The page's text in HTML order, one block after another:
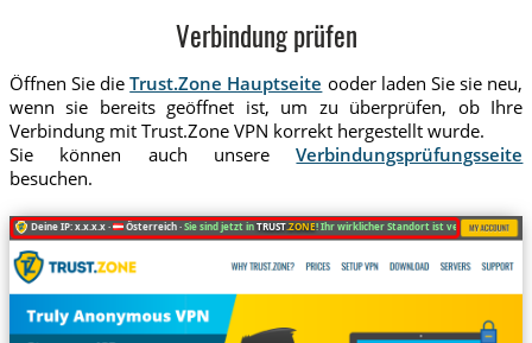
Verbindung prüfen
Öffnen Sie dieTrust.Zone Hauptseite ooder laden Sie sie neu,
wenn sie bereits geöffnet ist, um zu überprüfen, ob Ihre
Verbindung mit Trust.Zone VPN korrekt hergestellt wurde.
Sie können auch unsereVerbindungsprüfungsseite
besuchen.
Deine IP: x.x.x.x · Österreich ·Sie sind jetzt inTRUST.ZONE! Ihr wirklicher Standort ist versteckt!